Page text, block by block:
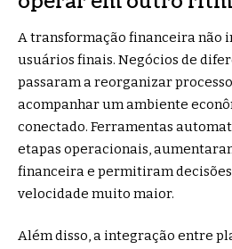
A transformação financeira não
usuários finais. Negócios de
passaram a reorganizar
acompanhar um ambiente
conectado. Ferramentas
etapas operacionais,
financeira e permitiram
velocidade muito maior.
Além disso, a integração entre